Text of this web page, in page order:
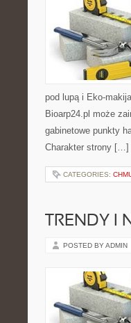
pod lupą i Eko-
Bioarp24.pl może
gabinetowe punkty
Charakter strony […]
CATEGORIES:
TRENDY I
POSTED BY ADMIN